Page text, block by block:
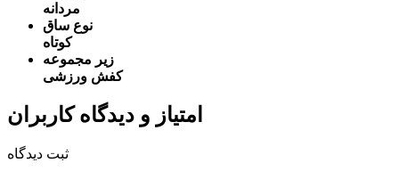
مردانه
نوع ساق
کوتاه
زیر مجموعه
کفش ورزشی
امتیاز و دیدگاه کاربران
ثبت دیدگاه